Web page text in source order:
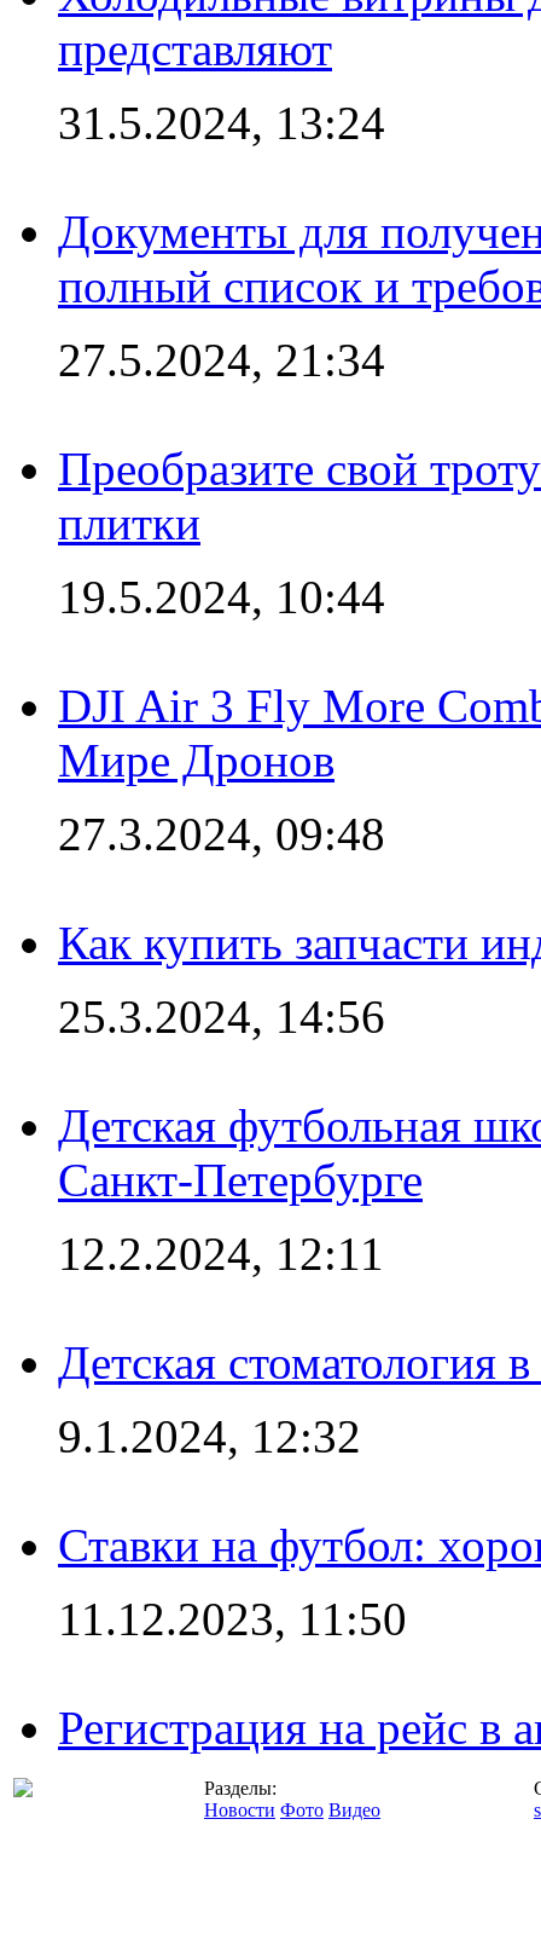
представляют
31.5.2024, 13:24
Документы для
полный список и
27.5.2024, 21:34
Преобразите свой
плитки
19.5.2024, 10:44
DJI Air 3 Fly More
Мире Дронов
27.3.2024, 09:48
Как купить запчасти
25.3.2024, 14:56
Детская футбольная
Санкт-Петербурге
12.2.2024, 12:11
Детская стоматология
9.1.2024, 12:32
Ставки на футбол:
11.12.2023, 11:50
Регистрация на рейс в
Разделы:
Новости Фото Видео